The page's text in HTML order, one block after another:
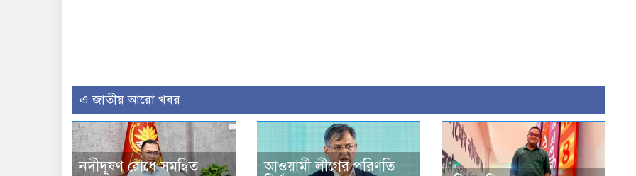
এ জাতীয় আরো খবর
নদীদূষণ রোধে সমন্বিত
আওয়ামী লীগের পরিণতি